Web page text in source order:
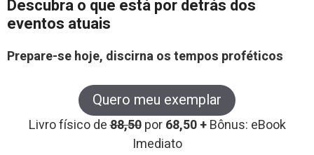
Descubra o que está por detrás dos
eventos atuais
Prepare-se hoje, discirna os tempos proféticos
Quero meu exemplar
Livro físico de88,50 por68,50 +Bônus: eBook
Imediato